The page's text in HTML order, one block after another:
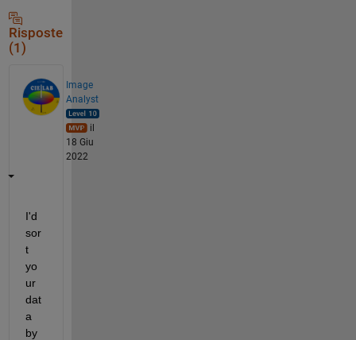
Risposte
(1)
Image
Analyst
il
18 Giu
2022
I'd
sor
t
yo
ur
dat
a
by